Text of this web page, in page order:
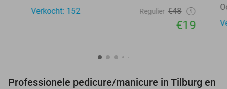
Verkocht: 152
Regulier €48
€19
Professionele pedicure/manicure in Tilburg en